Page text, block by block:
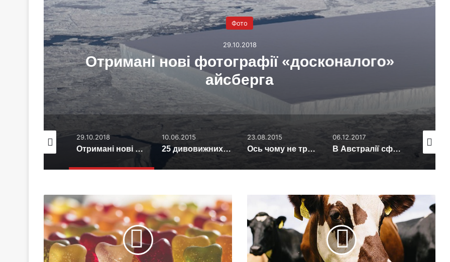
Фото
29.10.2018
Отримані нові фотографії «досконалого»
айсберга
29.10.2018
Отримані нові фотографії «досконалого» айсберга
10.06.2015
25 дивовижних місць, де варто побувати хоча б раз у житті (фото)
23.08.2015
Ось чому не треба стріляти в повітря
06.12.2017
В Австралії сфотографували політ інопланетянина
Мармелад
названий
корисною
насолодою
для
здоров'я
действовать,
если
решили
завести
молочную